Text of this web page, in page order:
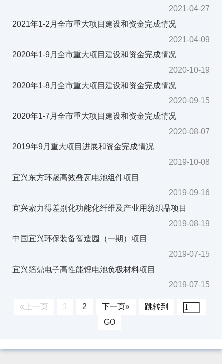
2021-04-27
2021年1-2月全市重大项目建设和资金完成情况
2021-04-09
2020年1-9月全市重大项目建设和资金完成情况
2020-10-19
2020年1-8月全市重大项目建设和资金完成情况
2020-09-15
2020年1-7月全市重大项目建设和资金完成情况
2020-08-07
2019年9月重大项目进展和资金完成情况
2019-10-08
宜兴东方环晟高效叠瓦电池组件项目
2019-09-16
宜兴索力得差别化功能化纤维及产业用纺织品项目
2019-08-19
中国宜兴环保装备智造园（一期）项目
2019-07-15
宜兴箔鼎电子高性能锂电池负极材料项目
2019-07-15
«上一页 1 2 下一页»
跳转到
GO